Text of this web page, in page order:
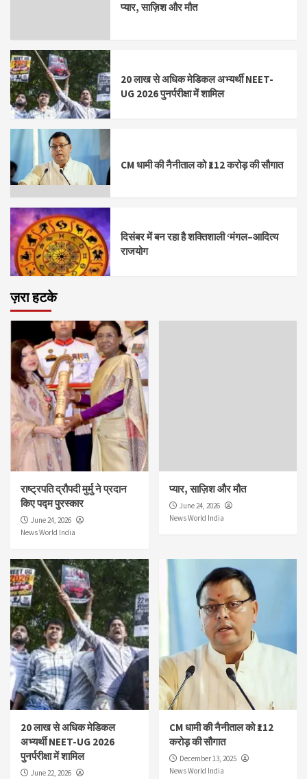
प्यार, साज़िश और मौत
20 लाख से अधिक मेडिकल अभ्यर्थी NEET-
UG 2026 पुनर्परीक्षा में शामिल
CM धामी की नैनीताल को ₹112 करोड़ की सौगात
दिसंबर में बन रहा है शक्तिशाली ‘मंगल–आदित्य
राजयोग
ज़रा हटके
राष्ट्रपति द्रौपदी मुर्मु ने प्रदान
किए पद्म पुरस्कार
June 24, 2026
News World India
प्यार, साज़िश और मौत
June 24, 2026
News World India
20 लाख से अधिक मेडिकल
अभ्यर्थी NEET-UG 2026
पुनर्परीक्षा में शामिल
June 22, 2026
CM धामी की नैनीताल को ₹112
करोड़ की सौगात
December 13, 2025
News World India